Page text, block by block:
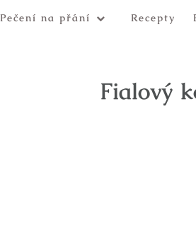
Pečení na přání Recepty
Fialový